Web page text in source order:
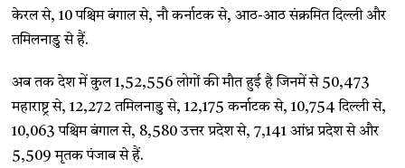
केरल से, 10 पश्चिम बंगाल से, नौ कर्नाटक से, आठ-आठ संक्रमित दिल्ली और
तमिलनाडु से हैं.
अब तक देश में कुल 1,52,556 लोगों की मौत हुई है जिनमें से 50,473
महाराष्ट्र से, 12,272 तमिलनाडु से, 12,175 कर्नाटक से, 10,754 दिल्ली से,
10,063 पश्चिम बंगाल से, 8,580 उत्तर प्रदेश से, 7,141 आंध्र प्रदेश से और
5,509 मृतक पंजाब से हैं.